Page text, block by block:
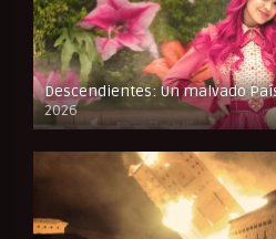
Descendientes: Un malvado
2026
FULL HD